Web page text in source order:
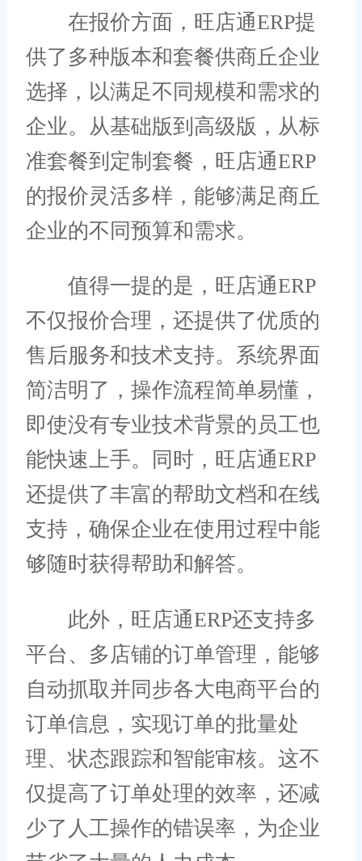
在报价方面，旺店通ERP提
供了多种版本和套餐供商丘企业
选择，以满足不同规模和需求的
企业。从基础版到高级版，从标
准套餐到定制套餐，旺店通ERP
的报价灵活多样，能够满足商丘
企业的不同预算和需求。
值得一提的是，旺店通ERP
不仅报价合理，还提供了优质的
售后服务和技术支持。系统界面
简洁明了，操作流程简单易懂，
即使没有专业技术背景的员工也
能快速上手。同时，旺店通ERP
还提供了丰富的帮助文档和在线
支持，确保企业在使用过程中能
够随时获得帮助和解答。
此外，旺店通ERP还支持多
平台、多店铺的订单管理，能够
自动抓取并同步各大电商平台的
订单信息，实现订单的批量处
理、状态跟踪和智能审核。这不
仅提高了订单处理的效率，还减
少了人工操作的错误率，为企业